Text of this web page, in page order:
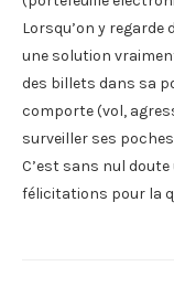
Lorsqu’on y
une solution
des billets dans sa
comporte (vol,
surveiller ses
C’est sans nul
félicitations pour la